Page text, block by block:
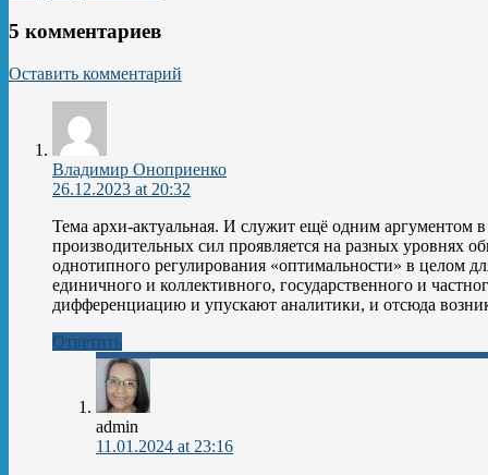
5 комментариев
Оставить комментарий
Владимир Оноприенко
26.12.2023 at 20:32
Тема архи-актуальная. И служит ещё одним аргументом
производительных сил проявляется на разных уровнях
однотипного регулирования «оптимальности» в целом
единичного и коллективного, государственного и
дифференциацию и упускают аналитики, и отсюда
Ответить
admin
11.01.2024 at 23:16